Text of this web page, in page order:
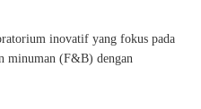
inovatif yang fokus pada
minuman (F&B) dengan